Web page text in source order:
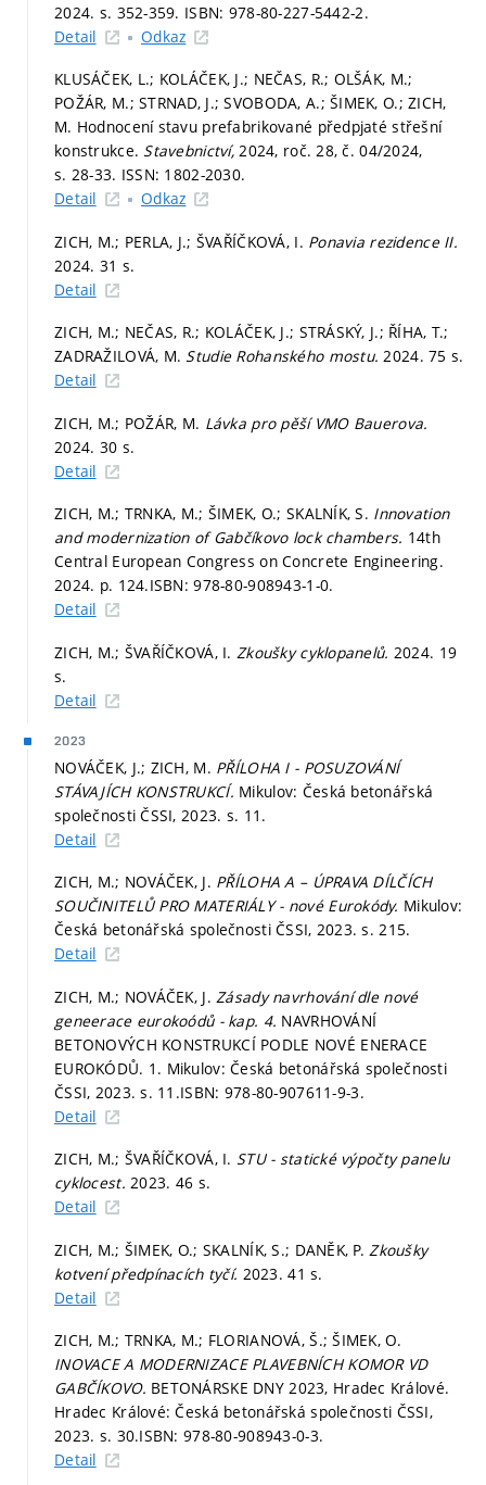
2024. s. 352-359. ISBN: 978-80-227-5442-2.
Detail
Odkaz
KLUSÁČEK, L.; KOLÁČEK, J.; NEČAS, R.; OLŠÁK, M.;
POŽÁR, M.; STRNAD, J.; SVOBODA, A.; ŠIMEK, O.; ZICH,
M. Hodnocení stavu prefabrikované předpjaté střešní
konstrukce. Stavebnictví,2024, roč. 28, č. 04/2024,
s. 28-33. ISSN: 1802-2030.
Detail
Odkaz
ZICH, M.; PERLA, J.; ŠVAŘÍČKOVÁ, I. Ponavia rezidence II.
2024. 31 s.
Detail
ZICH, M.; NEČAS, R.; KOLÁČEK, J.; STRÁSKÝ, J.; ŘÍHA, T.;
ZADRAŽILOVÁ, M. Studie Rohanského mostu.2024. 75 s.
Detail
ZICH, M.; POŽÁR, M. Lávka pro pěší VMO Bauerova.
2024. 30 s.
Detail
ZICH, M.; TRNKA, M.; ŠIMEK, O.; SKALNÍK, S. Innovation
and modernization of Gabčíkovo lock chambers. 14th
Central European Congress on Concrete Engineering.
2024. p. 124.ISBN: 978-80-908943-1-0.
Detail
ZICH, M.; ŠVAŘÍČKOVÁ, I. Zkoušky cyklopanelů. 2024. 19
s.
Detail
2023
NOVÁČEK, J.; ZICH, M. PŘÍLOHA I - POSUZOVÁNÍ
STÁVAJÍCH KONSTRUKCÍ. Mikulov: Česká betonářská
společnosti ČSSI, 2023. s. 11.
Detail
ZICH, M.; NOVÁČEK, J. PŘÍLOHA A – ÚPRAVA DÍLČÍCH
SOUČINITELŮ PRO MATERIÁLY - nové Eurokódy. Mikulov:
Česká betonářská společnosti ČSSI, 2023.s. 215.
Detail
ZICH, M.; NOVÁČEK, J. Zásady navrhování dle nové
geneerace eurokoódů - kap. 4. NAVRHOVÁNÍ
BETONOVÝCH KONSTRUKCÍ PODLE NOVÉ ENERACE
EUROKÓDŮ. 1. Mikulov: Česká betonářská společnosti
ČSSI, 2023.s. 11.ISBN: 978-80-907611-9-3.
Detail
ZICH, M.; ŠVAŘÍČKOVÁ, I. STU - statické výpočty panelu
cyklocest.2023. 46 s.
Detail
ZICH, M.; ŠIMEK, O.; SKALNÍK, S.; DANĚK, P. Zkoušky
kotvení předpínacích tyčí. 2023. 41 s.
Detail
ZICH, M.; TRNKA, M.; FLORIANOVÁ, Š.; ŠIMEK, O.
INOVACE A MODERNIZACE PLAVEBNÍCH KOMOR VD
GABČÍKOVO. BETONÁRSKE DNY 2023, Hradec Králové.
Hradec Králové: Česká betonářská společnosti ČSSI,
2023. s. 30.ISBN: 978-80-908943-0-3.
Detail